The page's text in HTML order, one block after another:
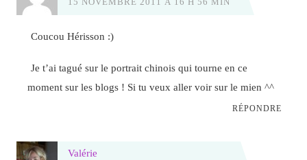
Coucou Hérisson :)
Je t’ai tagué sur le portrait chinois qui tourne en ce
moment sur les blogs ! Si tu veux aller voir sur le mien ^^
RÉPONDRE
Valérie